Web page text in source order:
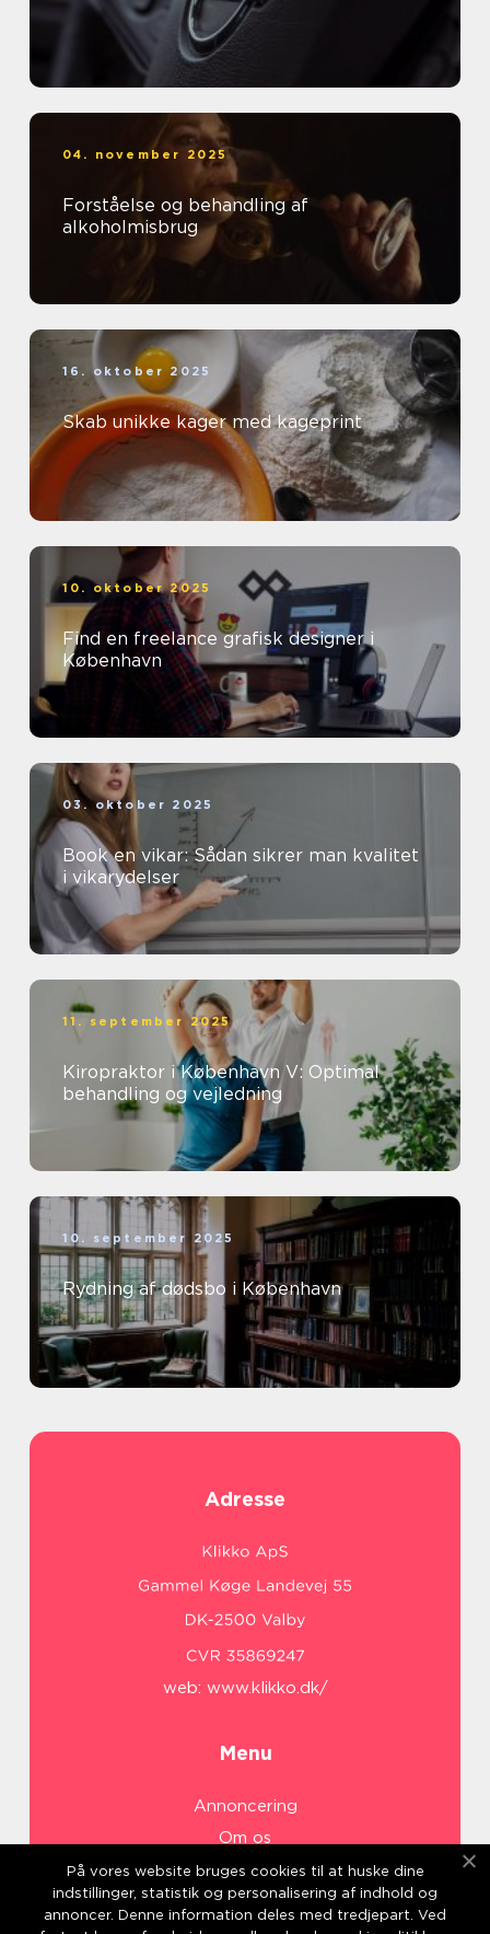
04. november 2025
Forståelse og behandling af
alkoholmisbrug
16. oktober 2025
Skab unikke kager med kageprint
10. oktober 2025
Find en freelance grafisk designer i
København
03. oktober 2025
Book en vikar: Sådan sikrer man kvalitet
i vikarydelser
11. september 2025
Kiropraktor i København V: Optimal
behandling og vejledning
10. september 2025
Rydning af dødsbo i København
Adresse
web: www.klikko.dk/
Menu
Annoncering
Om os
Cookies
Kontakt os
På vores website bruges cookies til at huske dine
indstillinger, statistik og personalisering af indhold og
annoncer. Denne information deles med tredjepart. Ved